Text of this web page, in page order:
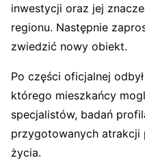
inwestycji oraz jej
regionu. Następnie
zwiedzić nowy obiekt.
Po części oficjalnej
którego mieszkańcy
specjalistów, badań
przygotowanych
życia.